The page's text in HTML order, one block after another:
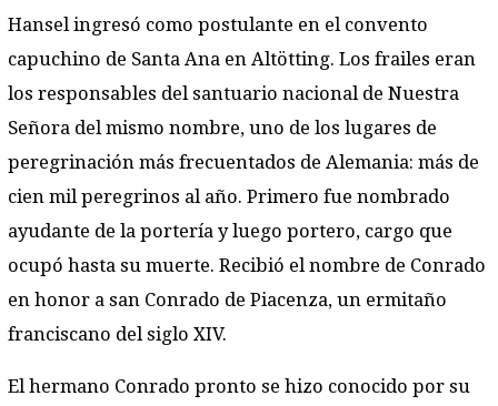
Hansel ingresó como postulante en el convento
capuchino de Santa Ana en Altötting. Los frailes eran
los responsables del santuario nacional de Nuestra
Señora del mismo nombre, uno de los lugares de
peregrinación más frecuentados de Alemania: más de
cien mil peregrinos al año. Primero fue nombrado
ayudante de la portería y luego portero, cargo que
ocupó hasta su muerte. Recibió el nombre de Conrado
en honor a san Conrado de Piacenza, un ermitaño
franciscano del siglo XIV.
El hermano Conrado pronto se hizo conocido por su